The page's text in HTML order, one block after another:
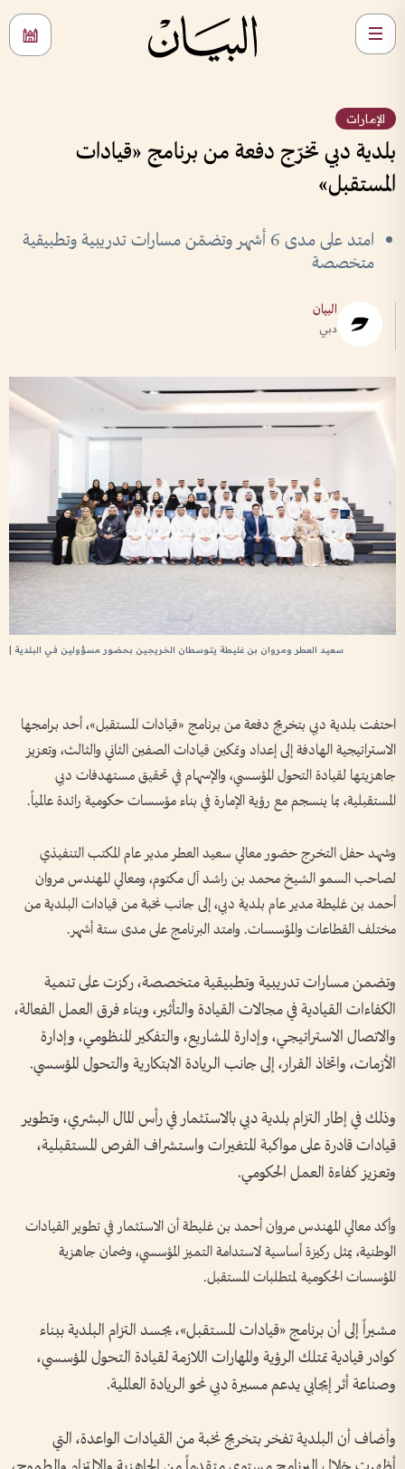
الإمارات
بلدية دبي تخرّج دفعة من برنامج «قيادات
المستقبل»
امتد على مدى 6 أشهر وتضمّن مسارات تدريبية وتطبيقية
متخصصة
البيان
دبي
سعيد العطر ومروان بن غليطة يتوسطان الخريجين بحضور مسؤولين في البلدية |
احتفت بلدية دبي بتخريج دفعة من برنامج «قيادات المستقبل»، أحد برامجها
الاستراتيجية الهادفة إلى إعداد وتمكين قيادات الصفين الثاني والثالث، وتعزيز
جاهزيتها لقيادة التحول المؤسسي، والإسهام في تحقيق مستهدفات دبي
المستقبلية، بما ينسجم مع رؤية الإمارة في بناء مؤسسات حكومية رائدة عالمياً.
وشهد حفل التخرج حضور معالي سعيد العطر مدير عام المكتب التنفيذي
لصاحب السمو الشيخ محمد بن راشد آل مكتوم، ومعالي المهندس مروان
أحمد بن غليطة مدير عام بلدية دبي، إلى جانب نخبة من قيادات البلدية من
مختلف القطاعات والمؤسسات. وامتد البرنامج على مدى ستة أشهر.
وتضمن مسارات تدريبية وتطبيقية متخصصة، ركزت على تنمية
الكفاءات القيادية في مجالات القيادة والتأثير، وبناء فرق العمل الفعالة،
والاتصال الاستراتيجي، وإدارة المشاريع، والتفكير المنظومي، وإدارة
الأزمات، واتخاذ القرار، إلى جانب الريادة الابتكارية والتحول المؤسسي.
وذلك في إطار التزام بلدية دبي بالاستثمار في رأس المال البشري، وتطوير
قيادات قادرة على مواكبة المتغيرات واستشراف الفرص المستقبلية،
وتعزيز كفاءة العمل الحكومي.
وأكد معالي المهندس مروان أحمد بن غليطة أن الاستثمار في تطوير القيادات
الوطنية، يمثل ركيزة أساسية لاستدامة التميز المؤسسي، وضمان جاهزية
المؤسسات الحكومية لمتطلبات المستقبل.
مشيراً إلى أن برنامج «قيادات المستقبل»، يجسد التزام البلدية ببناء
كوادر قيادية تمتلك الرؤية والمهارات اللازمة لقيادة التحول المؤسسي،
وصناعة أثر إيجابي يدعم مسيرة دبي نحو الريادة العالمية.
وأضاف أن البلدية تفخر بتخريج نخبة من القيادات الواعدة، التي